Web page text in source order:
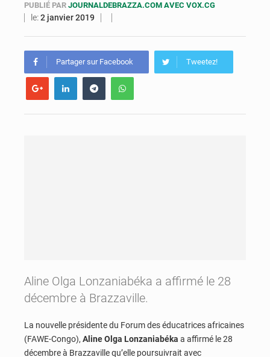
PUBLIÉ PAR JOURNALDEBRAZZA.COM AVEC VOX.CG
le:2 janvier 2019
Partager sur Facebook Tweetez!
Aline Olga Lonzaniabéka a affirmé le 28
décembre à Brazzaville.
La nouvelle présidente du Forum des éducatrices africaines
(FAWE-Congo), Aline Olga Lonzaniabéka a affirmé le 28
décembre à Brazzaville qu’elle poursuivrait avec